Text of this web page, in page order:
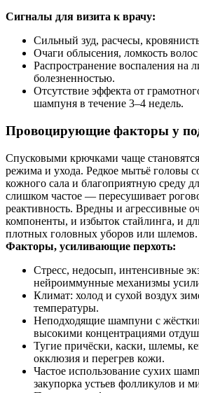
Сигналы для визита к врачу:
Сильный зуд, расчесы,
Очаги облысения, ломкость
Распространение воспаления на
болезненностью.
Отсутствие эффекта от
шампуня в течение 3–4 недель.
Провоцирующие факторы у
Спусковыми крючками чаще
режима и ухода. Редкое мытьё головы
кожного сала и благоприятную среду
слишком частое — пересушивает
реактивность. Вредны и агрессивные
компоненты, и избыток стайлинга, и
плотных головных уборов или шлемов.
Факторы, усиливающие перхоть:
Стресс, недосып, интенсивные
нейроиммунные механизмы
Климат: холод и сухой воздух
температуры.
Неподходящие шампуни с
высокими концентрациями
Тугие причёски, каски, шлемы,
окклюзия и перегрев кожи.
Частое использование сухих
закупорка устьев фолликулов и